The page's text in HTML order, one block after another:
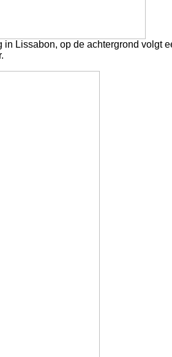
in Lissabon, op de achtergrond volgt